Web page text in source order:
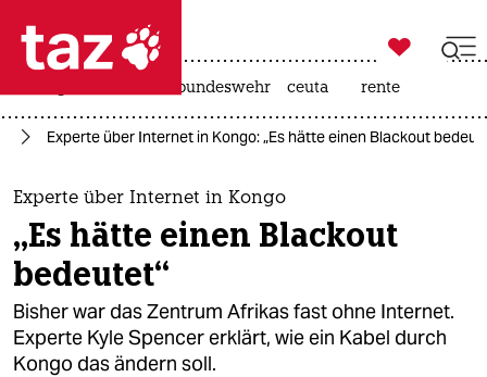
 taz zahl ich
taz zahl ich
themen
politik
öko
gesellschaft

taz zahl ich
bundeswehr ceuta rente
Experte über Internet in Kongo: „Es hätte einen Blackout
Experte über Internet in Kongo
„Es hätte einen Blackout
bedeutet“
Bisher war das Zentrum Afrikas fast ohne Internet.
Experte Kyle Spencer erklärt, wie ein Kabel durch
Kongo das ändern soll.